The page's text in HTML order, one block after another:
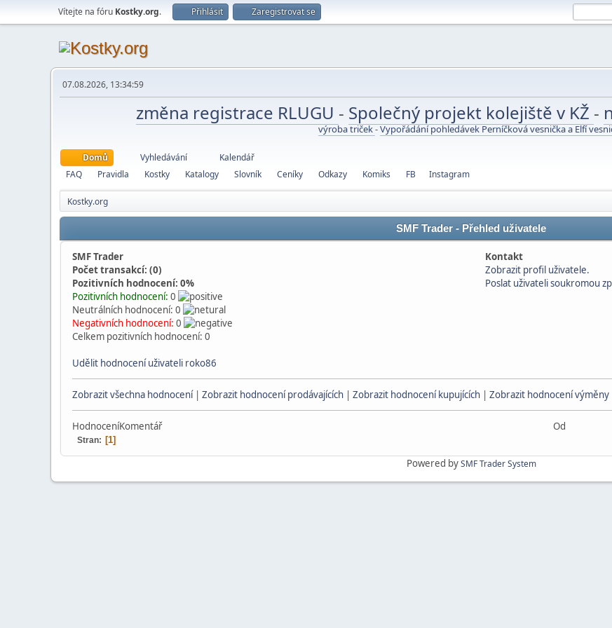
Vítejte na fóru Kostky.org. Přihlásit Zaregistrovat se
07.08.2026, 13:34:59
změna registrace RLUGU - Společný projekt kolejiště v KŽ -
výroba triček-Vypořádání pohledávek Perníčková vesnička a Elfí
Domů Vyhledávání
Kalendář
FAQ
Pravidla Kostky Katalogy Slovník Ceníky Odkazy Komiks FB Instagram
Kostky.org
SMF Trader - Přehled uživatele
SMF Trader
Kontakt
Počet transakcí: (0)
Zobrazit profil uživatele.
Pozitivních hodnocení: 0%
Poslat uživateli soukromou
Pozitivních hodnocení: 0
Neutrálních hodnocení: 0
Negativních hodnocení: 0
Celkem pozitivních hodnocení: 0
Udělit hodnocení uživateli roko86
Zobrazit všechna hodnocení| Zobrazit hodnocení prodávajících | Zobrazit hodnocení kupujících | Zobrazit hodnocení výměny
HodnoceníKomentář Od
Stran 1
Powered bySMF Trader System